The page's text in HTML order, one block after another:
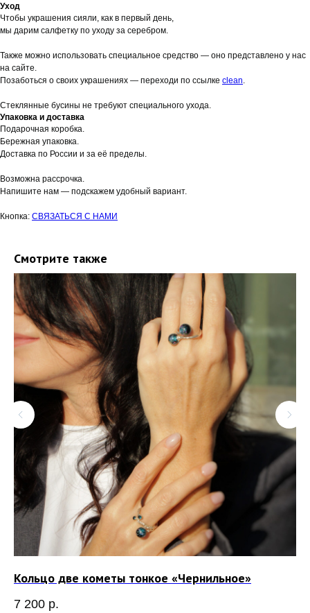
Уход
Чтобы украшения сияли, как в первый день,
мы дарим салфетку по уходу за серебром.
Также можно использовать специальное средство — оно представлено у нас
на сайте.
Позаботься о своих украшениях — переходи по ссылке clean
Стеклянные бусины не требуют специального ухода.
Упаковка и доставка
Подарочная коробка.
Бережная упаковка.
Доставка по России и за её пределы.
Возможна рассрочка.
Напишите нам — подскажем удобный вариант.
Кнопка: СВЯЗАТЬСЯ С НАМИ
Смотрите также
Кольцо две кометы тонкое «Чернильное»
7 200 р.